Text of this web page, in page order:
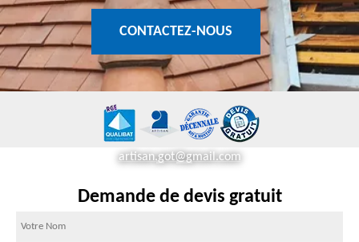
CONTACTEZ-NOUS
artisan.got@gmail.com
Demande de devis gratuit